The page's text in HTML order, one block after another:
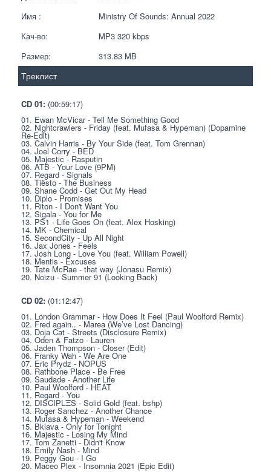
Имя :
Ministry Of Sounds: Annual 2022
Кач-во:
MP3 320 kbps
Размер:
313.83 MB
Треклист
CD 01: (00:59:17)
01. Ewan McVicar - Tell Me Something Good
02. Nightcrawlers - Friday (feat. Mufasa & Hypeman) (Dopamine
Re-Edit)
03. Calvin Harris - By Your Side (feat. Tom Grennan)
04. Joel Corry - BED
05. Majestic - Rasputin
06. ATB - Your Love (9PM)
07. Regard - Signals
08. Tiësto - The Business
09. Shane Codd - Get Out My Head
10. Diplo - Promises
11. Riton - I Don't Want You
12. Sigala - You for Me
13. PS1 - Life Goes On (feat. Alex Hosking)
14. MK - Chemical
15. SecondCity - Up All Night
16. Jax Jones - Feels
17. Josh Long - Love You (feat. William Powell)
18. Mentis - Excuses
19. Tate McRae - that way (Jonasu Remix)
20. Noizu - Summer 91 (Looking Back)
CD 02: (01:12:47)
01. London Grammar - How Does It Feel (Paul Woolford Remix)
02. Fred again.. - Marea (We’ve Lost Dancing)
03. Doja Cat - Streets (Disclosure Remix)
04. Oden & Fatzo - Lauren
05. Jaden Thompson - Closer (Edit)
06. Franky Wah - We Are One
07. Eric Prydz - NOPUS
08. Rathbone Place - Be Free
09. Saudade - Another Life
10. Paul Woolford - HEAT
11. Regard - You
12. DISCIPLΞS - Solid Gold (feat. bshp)
13. Roger Sanchez - Another Chance
14. Mufasa & Hypeman - Weekend
15. Bklava - Only for Tonight
16. Majestic - Losing My Mind
17. Tom Zanetti - Didn't Know
18. Emily Nash - Mind
19. Peggy Gou - I Go
20. Maceo Plex - Insomnia 2021 (Epic Edit)